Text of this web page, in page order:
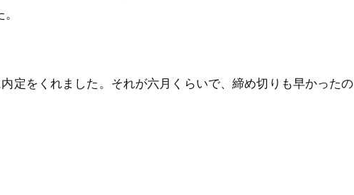
定をくれました。それが六月くらいで、締め切りも早かったの